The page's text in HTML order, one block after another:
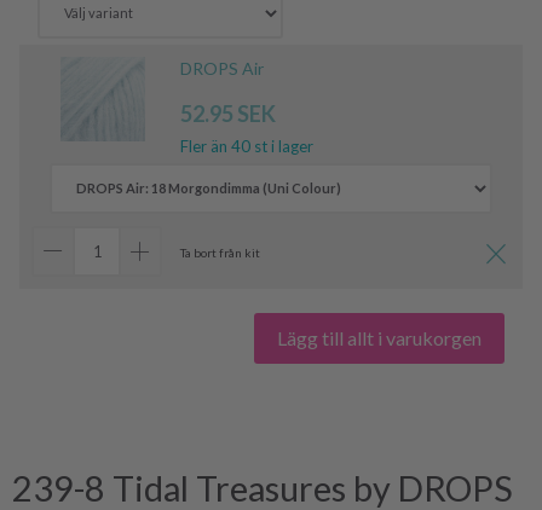
DROPS Air
52.95 SEK
Fler än 40 st i lager
Ta bort från kit
Lägg till allt i varukorgen
239-8 Tidal Treasures by DROPS